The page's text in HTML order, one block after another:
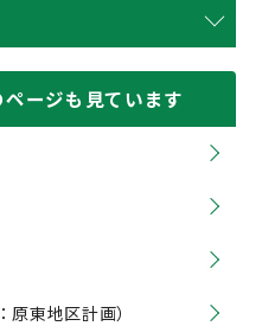
ージも見ています
東地区計画）